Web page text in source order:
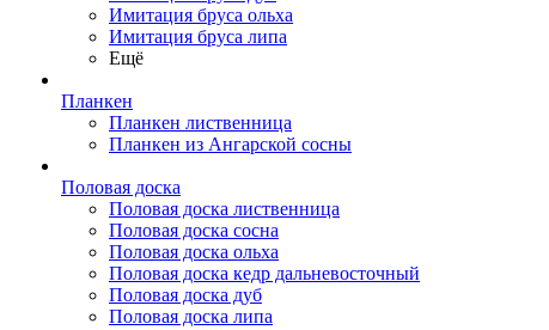
Имитация бруса ольха
Имитация бруса липа
Ещё
Планкен
Планкен лиственница
Планкен из Ангарской сосны
Половая доска
Половая доска лиственница
Половая доска сосна
Половая доска ольха
Половая доска кедр дальневосточный
Половая доска дуб
Половая доска липа